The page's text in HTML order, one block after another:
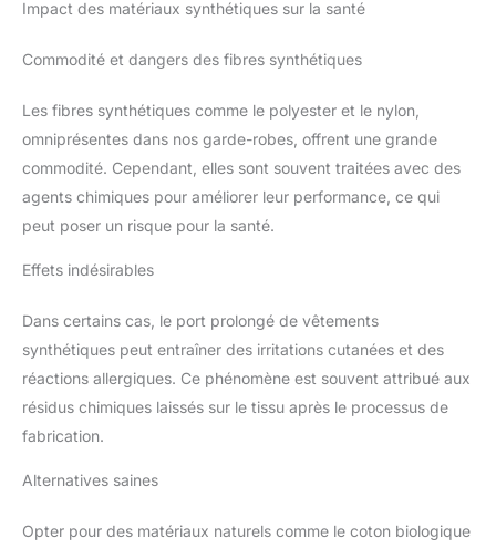
Impact des matériaux synthétiques sur la santé
Commodité et dangers des fibres synthétiques
Les fibres synthétiques comme le polyester et le nylon,
omniprésentes dans nos garde-robes, offrent une grande
commodité. Cependant, elles sont souvent traitées avec des
agents chimiques pour améliorer leur performance, ce qui
peut poser un risque pour la santé.
Effets indésirables
Dans certains cas, le port prolongé de vêtements
synthétiques peut entraîner des irritations cutanées et des
réactions allergiques. Ce phénomène est souvent attribué aux
résidus chimiques laissés sur le tissu après le processus de
fabrication.
Alternatives saines
Opter pour des matériaux naturels comme le coton biologique